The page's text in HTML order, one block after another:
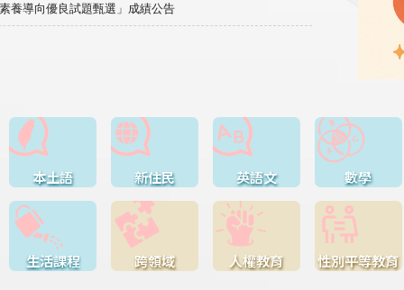
養導向優良試題甄選」成績公告
本土語 新住民 英語文 數學
生活課程 跨領域 人權教育 性別平等教育